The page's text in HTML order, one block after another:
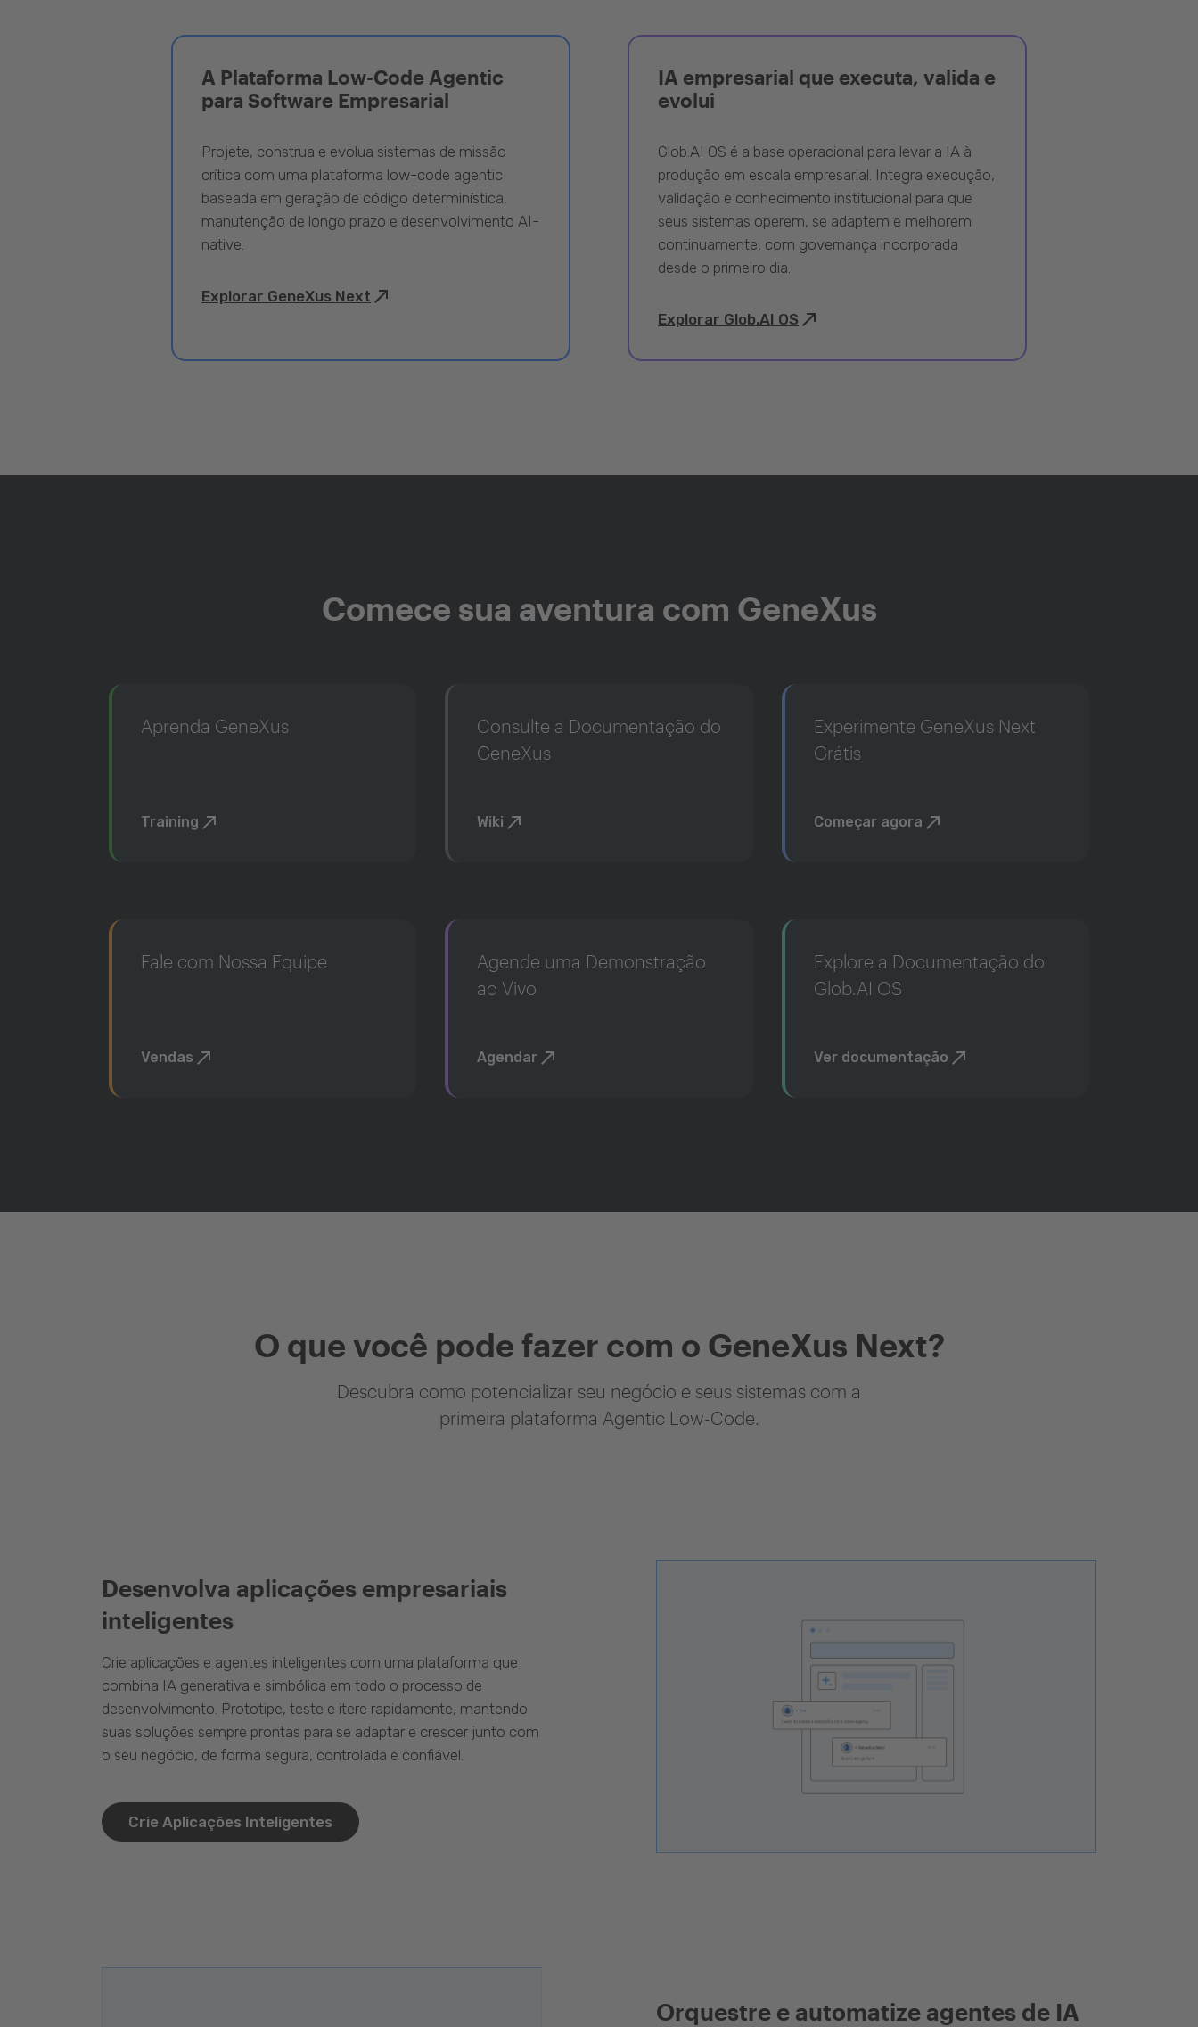
A Plataforma Low-Code Agentic
para Software Empresarial
Projete, construa e evolua sistemas de missão
crítica com uma plataforma low-code agentic
baseada em geração de código determinística,
manutenção de longo prazo e desenvolvimento AI-
native.
Explorar GeneXus Next
IA empresarial que executa, valida e
evolui
Glob.AI OS é a base operacional para levar a IA à
produção em escala empresarial. Integra execução,
validação e conhecimento institucional para que
seus sistemas operem, se adaptem e melhorem
continuamente, com governança incorporada
desde o primeiro dia.
Explorar Glob.AI OS
Comece sua aventura com GeneXus
Aprenda GeneXus
Training
Consulte a Documentação do
GeneXus
Wiki
Experimente GeneXus Next
Grátis
Começar agora
Fale com Nossa Equipe
Vendas
Agende uma Demonstração
ao Vivo
Agendar
Explore a Documentação do
Glob.AI OS
Ver documentação
O que você pode fazer com o GeneXus Next?
Descubra como potencializar seu negócio e seus sistemas com a
primeira plataforma Agentic Low-Code.
Desenvolva aplicações empresariais
inteligentes
Crie aplicações e agentes inteligentes com uma plataforma que
combina IA generativa e simbólica em todo o processo de
desenvolvimento. Prototipe, teste e itere rapidamente, mantendo
suas soluções sempre prontas para se adaptar e crescer junto com
o seu negócio, de forma segura, controlada e confiável.
Crie Aplicações Inteligentes
Orquestre e automatize agentes de IA